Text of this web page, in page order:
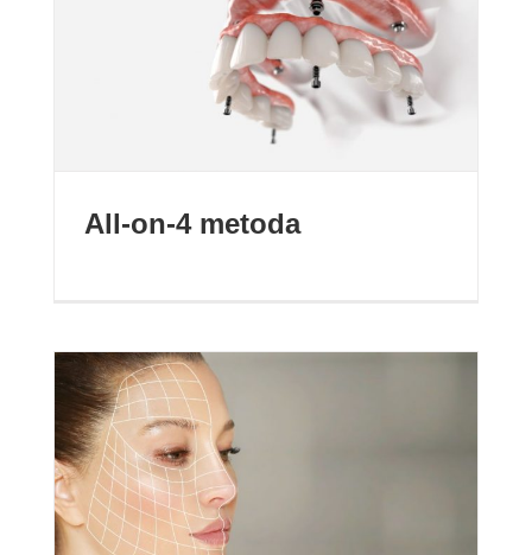
All-on-4 metoda
All-on-4 metoda
Mezoterapija lica